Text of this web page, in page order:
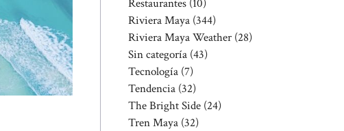
Restaurantes (10)
Riviera Maya (344)
Riviera Maya Weather (28)
Sin categoría (43)
Tecnología (7)
Tendencia (32)
The Bright Side (24)
Tren Maya (32)